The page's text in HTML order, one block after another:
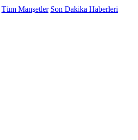
Tüm Manşetler Son Dakika Haberleri